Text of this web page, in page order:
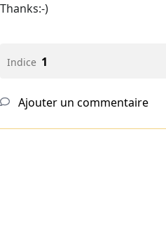
Thanks:-)
Indice 1
Ajouter un commentaire